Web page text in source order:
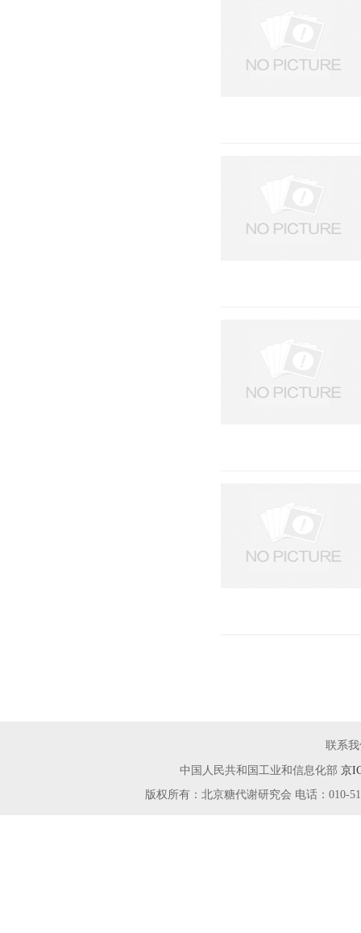
联系
中国人民共和国工业和信息化部京
版权所有：北京糖代谢研究会 电话：010-